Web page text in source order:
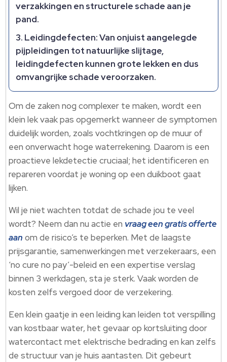
verzakkingen en structurele schade aan je
pand.
Leidingdefecten: Van onjuist aangelegde
pijpleidingen tot natuurlijke slijtage,
leidingdefecten kunnen grote lekken en dus
omvangrijke schade veroorzaken.
Om de zaken nog complexer te maken, wordt een
klein lek vaak pas opgemerkt wanneer de symptomen
duidelijk worden, zoals vochtkringen op de muur of
een onverwacht hoge waterrekening. Daarom is een
proactieve lekdetectie cruciaal; het identificeren en
repareren voordat je woning op een duikboot gaat
lijken.
Wil je niet wachten totdat de schade jou te veel
wordt? Neem dan nu actie en vraag een gratis offerte
aan om de risico’s te beperken. Met de laagste
prijsgarantie, samenwerkingen met verzekeraars, een
‘no cure no pay’-beleid en een expertise verslag
binnen 3 werkdagen, sta je sterk. Vaak worden de
kosten zelfs vergoed door de verzekering.
Een klein gaatje in een leiding kan leiden tot verspilling
van kostbaar water, het gevaar op kortsluiting door
watercontact met elektrische bedrading en kan zelfs
de structuur van je huis aantasten. Dit gebeurt